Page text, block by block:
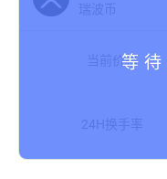
瑞波币
当前价格
24H换手率